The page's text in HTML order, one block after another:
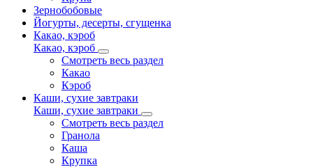
Зернобобовые
Йогурты, десерты, сгущенка
Какао, кэроб
Какао, кэроб
Смотреть весь раздел
Какао
Кэроб
Каши, сухие завтраки
Каши, сухие завтраки
Смотреть весь раздел
Гранола
Каша
Крупка